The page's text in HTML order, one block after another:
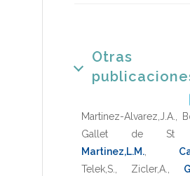
Otras
Martinez-Alvarez,J.A.
Gallet de St
Martinez,L.M.
Telek,S.
Zicler,A.